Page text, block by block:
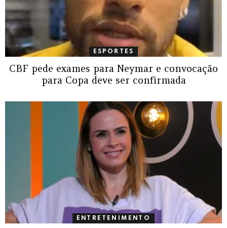
ESPORTES
CBF pede exames para Neymar e convocação
para Copa deve ser confirmada
ENTRETENIMENTO